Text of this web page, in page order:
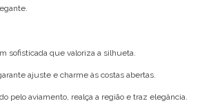
sofisticada que valoriza a silhueta.
ajuste e charme às costas abertas.
pelo aviamento, realça a região e traz elegância.